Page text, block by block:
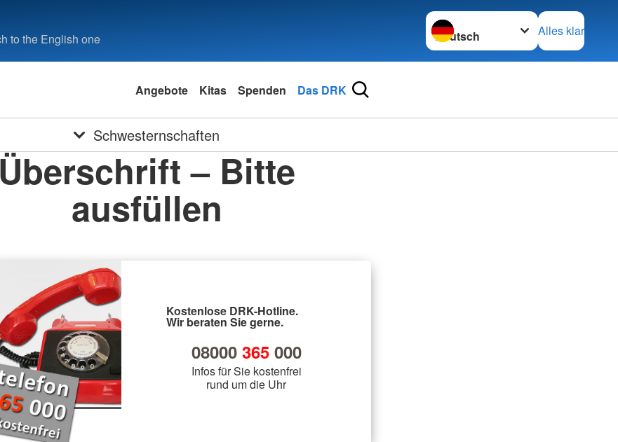
to the English one
Sprache wechseln zu
Alles klar
Angebote Kitas Spenden Das DRK
Schwesternschaften
Überschrift – Bitte
ausfüllen
Kostenlose DRK-Hotline.
Wir beraten Sie gerne.
08000 365000
Infos für Sie kostenfrei
rund um die Uhr